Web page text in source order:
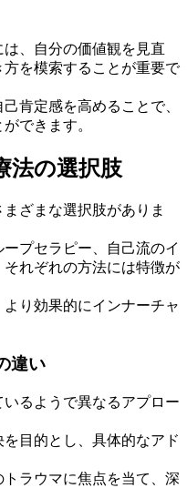
、自分の価値観を見直
を模索することが重要で
肯定感を高めることで、
できます。
法の選択肢
ざまな選択肢がありま
プセラピー、自己流のイ
れぞれの方法には特徴が
り効果的にインナーチャ
違い
るようで異なるアプロー
目的とし、具体的なアド
ラウマに焦点を当て、深